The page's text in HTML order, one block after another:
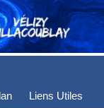
Liens Utiles